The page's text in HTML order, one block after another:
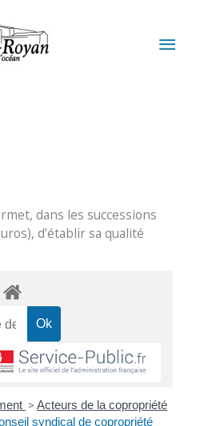
dans les successions
d’établir sa qualité
> Acteurs de la copropriété
syndical de copropriété